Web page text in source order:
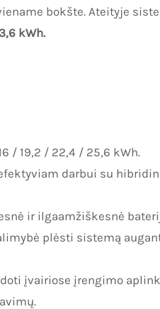
bokšte. Ateityje
kWh.
/ 19,2 / 22,4 / 25,6 kWh.
darbui su
ir ilgaamžiškesnė
plėsti sistemą
įvairiose įrengimo